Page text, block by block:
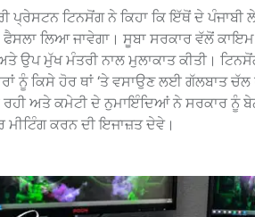
ਪ੍ਰੇਸਟਨ ਟਿਨਸੋਂਗ ਨੇ ਕਿਹਾ ਕਿ ਇੱਥੋਂ ਦੇ ਪੰਜਾਬੀ
ਲਿਆ ਜਾਵੇਗਾ। ਸੂਬਾ ਸਰਕਾਰ ਵੱਲੋਂ
ਉਪ ਮੁੱਖ ਮੰਤਰੀ ਨਾਲ ਮੁਲਾਕਾਤ ਕੀਤੀ।
ਨੂੰ ਕਿਸੇ ਹੋਰ ਥਾਂ ‘ਤੇ ਵਸਾਉਣ ਲਈ ਗੱਲਬਾਤ
ਰਹੀ ਅਤੇ ਕਮੇਟੀ ਦੇ ਨੁਮਾਇੰਦਿਆਂ ਨੇ ਸਰਕਾਰ ਨੂੰ
ਕਰਨ ਦੀ ਇਜਾਜ਼ਤ ਦੇਵੇ।